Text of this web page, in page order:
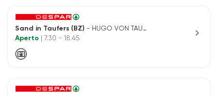
Sand in Taufers (BZ) - HUGO VON TAUFERSSTRASSE, 7
Aperto
| 7.30 - 18.45 chevron_right